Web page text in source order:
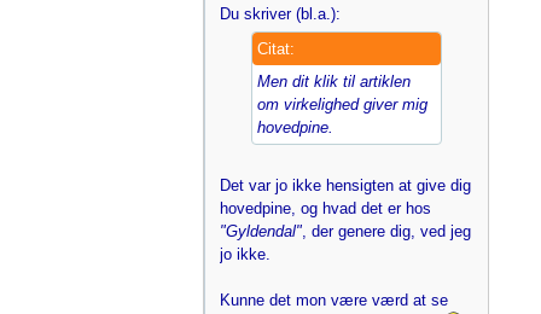
Du skriver (bl.a.):
Citat:
Men dit klik til artiklen
om virkelighed giver mig
hovedpine.
Det var jo ikke hensigten at give dig
hovedpine, og hvad det er hos
"Gyldendal", der genere dig, ved jeg
jo ikke.
Kunne det mon være værd at se